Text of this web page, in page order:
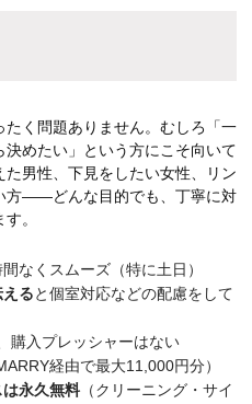
く問題ありません。むしろ「一
めたい」という方にこそ向いて
男性、下見をしたい女性、リン
方——どんな目的でも、丁寧に対
。
なくスムーズ（特に土日）
ると個室対応などの配慮をして
、購入プレッシャーはない
経由で最大11,000円分）
永久無料（クリーニング・サイ